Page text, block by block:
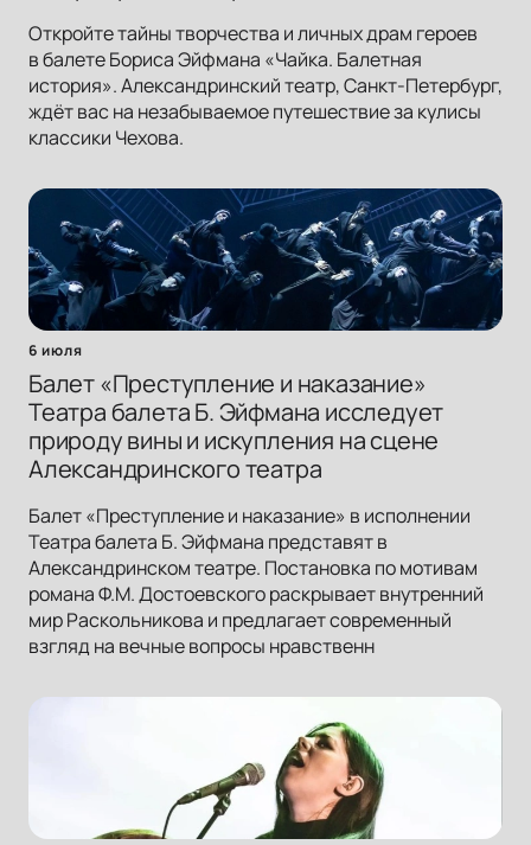
Откройте тайны творчества и личных драм героев
в балете Бориса Эйфмана «Чайка. Балетная
история». Александринский театр, Санкт-Петербург,
ждёт вас на незабываемое путешествие за кулисы
классики Чехова.
6 июля
Балет «Преступление и наказание»
Театра балета Б. Эйфмана исследует
природу вины и искупления на сцене
Александринского театра
Балет «Преступление и наказание» в исполнении
Театра балета Б. Эйфмана представят в
Александринском театре. Постановка по мотивам
романа Ф.М. Достоевского раскрывает внутренний
мир Раскольникова и предлагает современный
взгляд на вечные вопросы нравственн